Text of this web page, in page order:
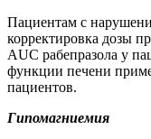
Пациентам с
корректировка дозы
AUC рабепразола у
функции печени
пациентов.
Гипомагниемия